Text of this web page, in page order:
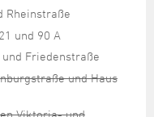
Rheinstraße
und 90 A
Friedenstraße
und Haus